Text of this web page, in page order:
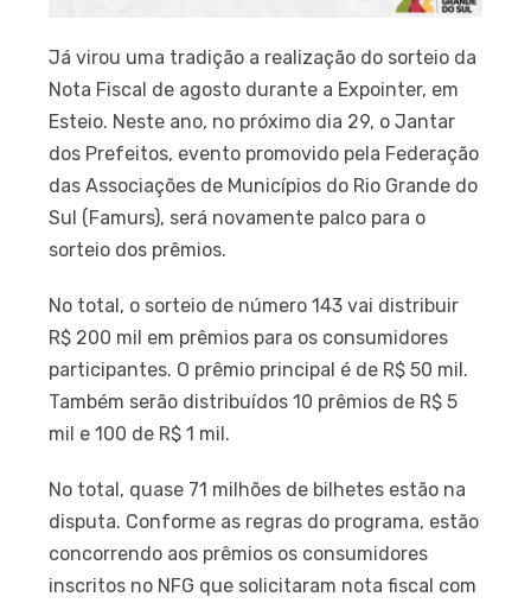
Já virou uma tradição a realização do sorteio da
Nota Fiscal de agosto durante a Expointer, em
Esteio. Neste ano, no próximo dia 29, o Jantar
dos Prefeitos, evento promovido pela Federação
das Associações de Municípios do Rio Grande do
Sul (Famurs), será novamente palco para o
sorteio dos prêmios.
No total, o sorteio de número 143 vai distribuir
R$ 200 mil em prêmios para os consumidores
participantes. O prêmio principal é de R$ 50 mil.
Também serão distribuídos 10 prêmios de R$ 5
mil e 100 de R$ 1 mil.
No total, quase 71 milhões de bilhetes estão na
disputa. Conforme as regras do programa, estão
concorrendo aos prêmios os consumidores
inscritos no NFG que solicitaram nota fiscal com